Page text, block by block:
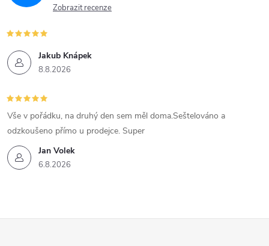
Zobrazit recenze
Jakub Knápek
8.8.2026
Jan Volek
6.8.2026
Vše v pořádku, na druhý den sem měl doma.Seštelováno a
odzkoušeno přímo u prodejce. Super